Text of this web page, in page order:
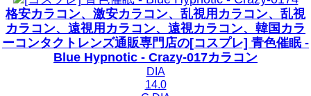
格安カラコン、激安カラコン、乱視用カラコン、乱視
カラコン、遠視用カラコン、遠視カラコン、韓国カラ
ーコンタクトレンズ通販専門店の[コスプレ] 青色催眠 -
Blue Hypnotic - Crazy-017カラコン
DIA
14.0